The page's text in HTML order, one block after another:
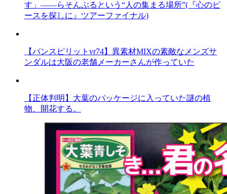
す」――らそんぶるという“人の集まる場所”(『心のピ
ースを探しに』ツアーファイナル)
【バンスピリットvr74】異素材MIXの素敵なメンズサ
ンダルは大阪の老舗メーカーさんが作っていた
【正体判明】大葉のパッケージに入っていた謎の植
物、開花する。